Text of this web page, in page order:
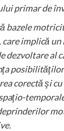
primar de
bazele
care implică un
dezvoltare al
corectă şi